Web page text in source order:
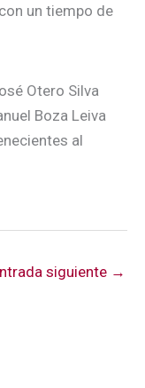
un tiempo de
Otero Silva
Boza Leiva
al
siguiente →